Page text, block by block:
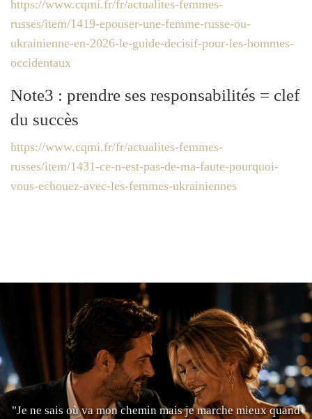
https://www.cqmi.fr/fr/actualites-femmes-
russes/item/1419-epouser-une-femme-russe-ou-
ukrainienne-en-2026-le-guide-decisif-pour-les-hommes-
occidentaux
Note3 : prendre ses responsabilités = clef
du succès
https://www.cqmi.fr/fr/actualites-femmes-
russes/item/1431-ce-n-est-pas-de-ma-faute-pourquoi-
vous-echouez-avec-les-femmes-ukrainiennes
"Je ne sais où va mon chemin mais je marche mieux quand